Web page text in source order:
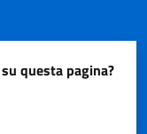
questa pagina?